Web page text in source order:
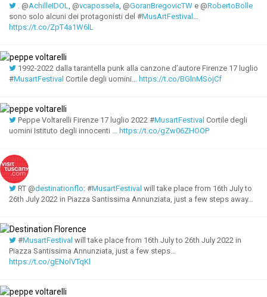
. @AchilleIDOL , @vcapossela , @GoranBregovicTW e @RobertoBolle
sono solo alcuni dei protagonisti del #MusArtFestival
https://t.co/ZpT4a1W6lL
1992-2022 dalla tarantella punk alla canzone d’autore Firenze 17 luglio
#MusartFestival Cortile degli uomini… https://t.co/BGlnMSojCf
Peppe Voltarelli Firenze 17 luglio 2022 #MusartFestival Cortile degli
uomini Istituto degli innocenti ⁦… https://t.co/gZw06ZHOOP
RT @destinationflo: #MusartFestival will take place from 16th July to
26th July 2022 in Piazza Santissima Annunziata, just a few steps away…
#MusartFestival will take place from 16th July to 26th July 2022 in
Piazza Santissima Annunziata, just a few steps…
https://t.co/gENolVTqKl